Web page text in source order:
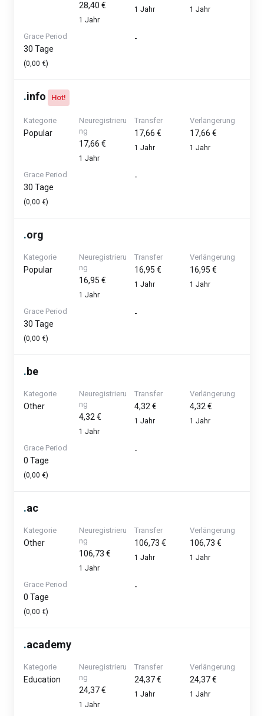
28,40 €
1 Jahr
1 Jahr 1 Jahr
Grace Period
30 Tage
(0,00 €)
-
.info Hot!
Kategorie
Popular
Neuregistrieru
ng
17,66 €
1 Jahr
Transfer
17,66 €
1 Jahr
Verlängerung
17,66 €
1 Jahr
Grace Period
30 Tage
(0,00 €)
-
.org
Kategorie
Popular
Neuregistrieru
ng
16,95 €
1 Jahr
Transfer
16,95 €
1 Jahr
Verlängerung
16,95 €
1 Jahr
Grace Period
30 Tage
(0,00 €)
-
.be
Kategorie
Other
Neuregistrieru
ng
4,32 €
1 Jahr
Transfer
4,32 €
1 Jahr
Verlängerung
4,32 €
1 Jahr
Grace Period
0 Tage
(0,00 €)
-
.ac
Kategorie
Other
Neuregistrieru
ng
106,73 €
1 Jahr
Transfer
106,73 €
1 Jahr
Verlängerung
106,73 €
1 Jahr
Grace Period
0 Tage
(0,00 €)
-
.academy
Kategorie
Education
Neuregistrieru
ng
24,37 €
1 Jahr
Transfer
24,37 €
1 Jahr
Verlängerung
24,37 €
1 Jahr